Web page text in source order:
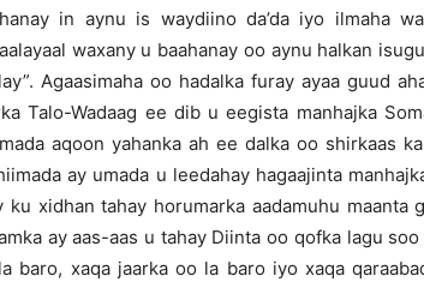
in aynu is waydiino da’da iyo ilmaha
waxany u baahanay oo aynu halkan
Agaasimaha oo hadalka furay ayaa guud
Talo-Wadaag ee dib u eegista manhajka
aqoon yahanka ah ee dalka oo shirkaas
ay umada u leedahay hagaajinta
ku xidhan tahay horumarka aadamuhu maanta
ay aas-aas u tahay Diinta oo qofka lagu
baro, xaqa jaarka oo la baro iyo xaqa